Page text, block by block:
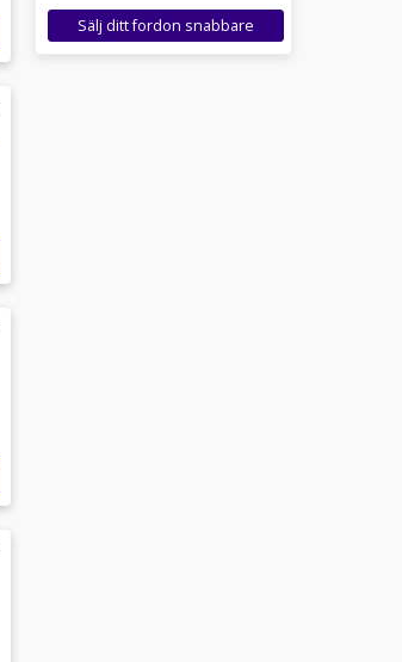
Sälj ditt fordon snabbare